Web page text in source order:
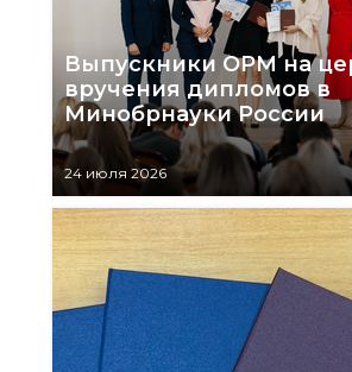
Выпускники ОРМ на
вручения дипломов в
Минобрнауки России
24 июля 2026